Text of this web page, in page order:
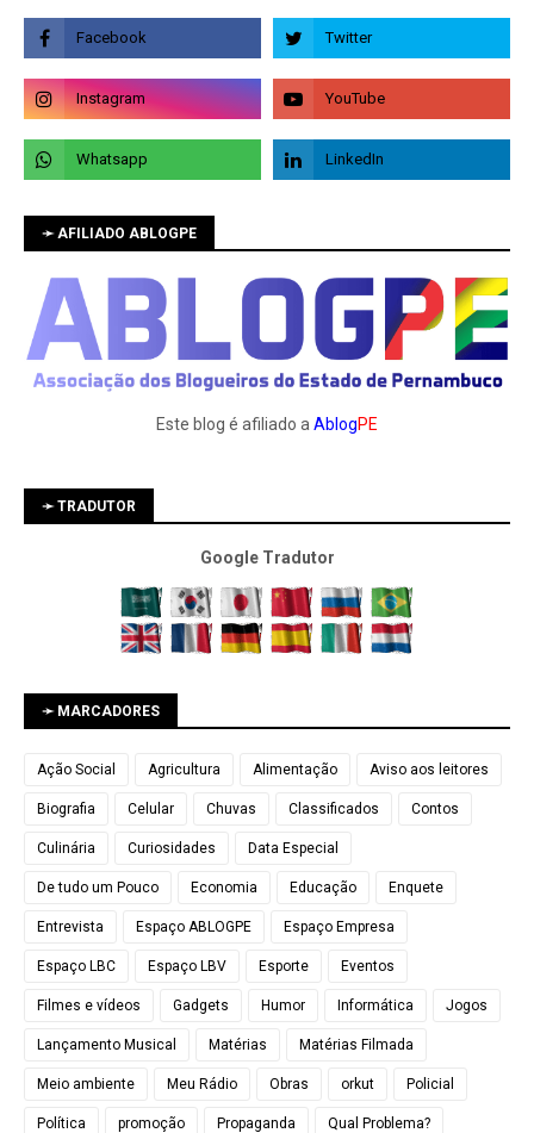
➛ AFILIADO ABLOGPE
Este blog é afiliado a AblogPE
➛ TRADUTOR
Google Tradutor
➛ MARCADORES
Ação Social Agricultura Alimentação Aviso aos leitores
Biografia Celular Chuvas Classificados Contos
Culinária Curiosidades Data Especial
De tudo um Pouco Economia Educação Enquete
Entrevista Espaço ABLOGPE Espaço Empresa
Espaço LBC Espaço LBV Esporte Eventos
Filmes e vídeos Gadgets Humor Informática Jogos
Lançamento Musical Matérias Matérias Filmada
Meio ambiente Meu Rádio Obras orkut Policial
Política promoção Propaganda Qual Problema?